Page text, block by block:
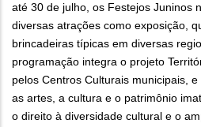
até 30 de julho, os Festejos Juninos
diversas atrações como exposição,
brincadeiras típicas em diversas
programação integra o projeto
pelos Centros Culturais municipais,
as artes, a cultura e o patrimônio
o direito à diversidade cultural e o